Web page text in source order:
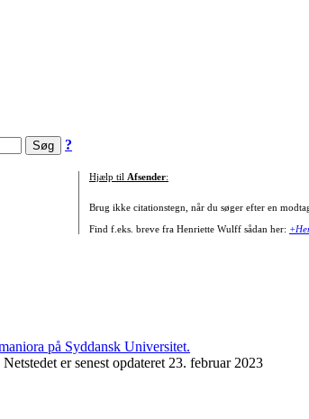
?
Hjælp til Afsender:
Brug ikke citationstegn, når du søger efter en
Find f.eks. breve fra Henriette Wulff sådan her:
er senest opdateret 23. februar 2023